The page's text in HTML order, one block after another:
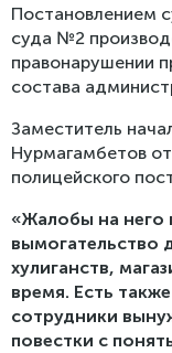
Постановлением
суда №2
правонарушении
состава
Заместитель
Нурмагамбетов
полицейского
«Жалобы на него
вымогательство
хулиганств,
время. Есть
сотрудники
повестки с